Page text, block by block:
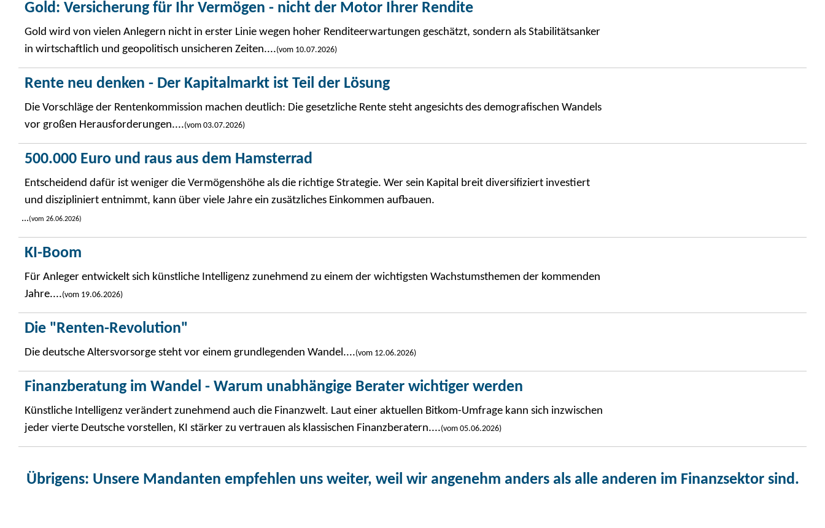
Gold: Versicherung für Ihr Vermögen - nicht der Motor Ihrer Rendite
Gold wird von vielen Anlegern nicht in erster Linie wegen hoher Renditeerwartungen geschätzt, sondern als Stabilitätsanker
in wirtschaftlich und geopolitisch unsicheren Zeiten....(vom 10.07.2026)
Rente neu denken - Der Kapitalmarkt ist Teil der Lösung
Die Vorschläge der Rentenkommission machen deutlich: Die gesetzliche Rente steht angesichts des demografischen Wandels
vor großen Herausforderungen....(vom 03.07.2026)
500.000 Euro und raus aus dem Hamsterrad
Entscheidend dafür ist weniger die Vermögenshöhe als die richtige Strategie. Wer sein Kapital breit diversifiziert investiert
und diszipliniert entnimmt, kann über viele Jahre ein zusätzliches Einkommen aufbauen.
...(vom 26.06.2026)
KI-Boom
Für Anleger entwickelt sich künstliche Intelligenz zunehmend zu einem der wichtigsten Wachstumsthemen der kommenden
Jahre....(vom 19.06.2026)
Die "Renten-Revolution"
Die deutsche Altersvorsorge steht vor einem grundlegenden Wandel....(vom 12.06.2026)
Finanzberatung im Wandel - Warum unabhängige Berater wichtiger werden
Künstliche Intelligenz verändert zunehmend auch die Finanzwelt. Laut einer aktuellen Bitkom-Umfrage kann sich inzwischen
jeder vierte Deutsche vorstellen, KI stärker zu vertrauen als klassischen Finanzberatern....(vom 05.06.2026)
Übrigens: Unsere Mandanten empfehlen uns weiter, weil wir angenehm anders als alle anderen im Finanzsektor sind.